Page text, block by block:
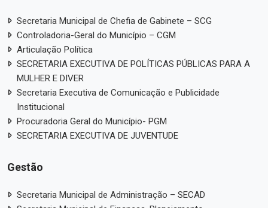
Secretaria Municipal de Chefia de Gabinete – SCG
Controladoria-Geral do Município – CGM
Articulação Política
SECRETARIA EXECUTIVA DE POLÍTICAS PÚBLICAS PARA A
MULHER E DIVER
Secretaria Executiva de Comunicação e Publicidade
Institucional
Procuradoria Geral do Município- PGM
SECRETARIA EXECUTIVA DE JUVENTUDE
Gestão
Secretaria Municipal de Administração – SECAD